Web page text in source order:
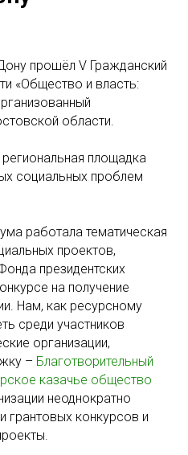
прошёл V Гражданский
«Общество и власть:
области.
площадка
социальных проблем
работала тематическая
проектов,
президентских
на получение
Нам, как ресурсному
среди участников
организации,
– Благотворительный
казачье общество
неоднократно
грантовых конкурсов и